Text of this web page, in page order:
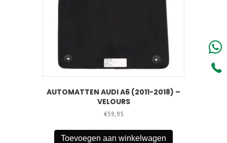
AUTOMATTEN AUDI A6 (2011-2018) –
VELOURS
€59,95
Toevoegen aan winkelwagen